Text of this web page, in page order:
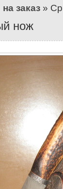
заказ »
нож